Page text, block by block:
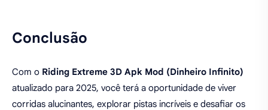
Conclusão
Com o Riding Extreme 3D Apk Mod (Dinheiro Infinito)
atualizado para 2025, você terá a oportunidade de viver
corridas alucinantes, explorar pistas incríveis e desafiar os